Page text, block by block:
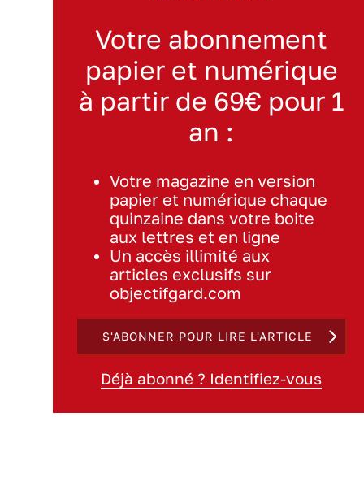
Votre abonnement
papier et numérique
à partir de 69€ pour 1
an :
Votre magazine en version
papier et numérique chaque
quinzaine dans votre boite
aux lettres et en ligne
Un accès illimité aux
articles exclusifs sur
objectifgard.com
S'ABONNER POUR LIRE L'ARTICLE
Déjà abonné ? Identifiez-vous